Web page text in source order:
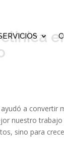
a convertir
nuestro
sino para